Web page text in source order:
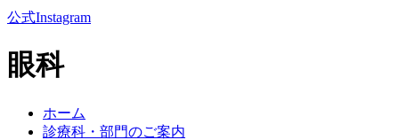
公式Instagram
眼科
ホーム
診療科・部門のご案内